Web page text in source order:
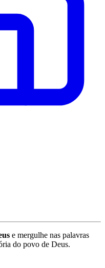
e mergulhe nas palavras
do povo de Deus.